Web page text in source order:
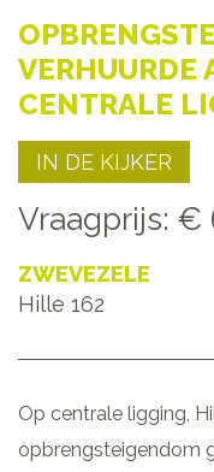
VERHUURDE
CENTRALE
IN DE KIJKER
Vraagprijs: €
ZWEVEZELE
Hille 162
Op centrale ligging,
opbrengsteigendom